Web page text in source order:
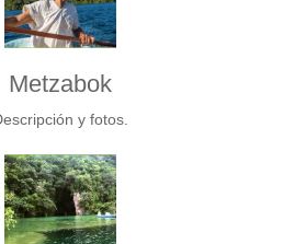
Metzabok
y fotos.